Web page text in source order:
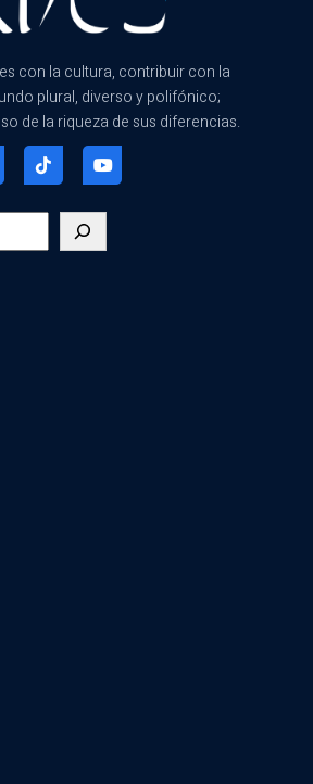
con la cultura, contribuir con la
plural, diverso y polifónico;
de la riqueza de sus diferencias.